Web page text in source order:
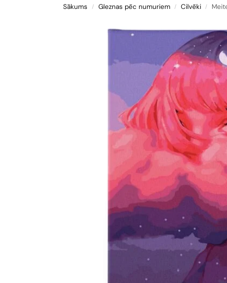
Sākums / Gleznas pēc numuriem / Cilvēki /